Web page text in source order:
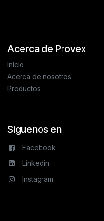
Acerca de Provex
Inicio
Acerca de nosotros
Productos
Síguenos en
Facebook
Linkedin
Instagram